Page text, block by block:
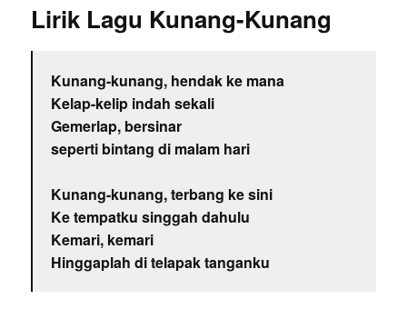
Lirik Lagu Kunang-Kunang
Kunang-kunang, hendak ke mana
Kelap-kelip indah sekali
Gemerlap, bersinar
seperti bintang di malam hari
Kunang-kunang, terbang ke sini
Ke tempatku singgah dahulu
Kemari, kemari
Hinggaplah di telapak tanganku